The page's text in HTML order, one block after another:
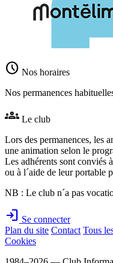
schedule Nos horaires
Nos permanences
groups Le club
Lors des permanences, les
une animation selon le
Les adhérents sont conviés
ou à l´aide de leur portable
NB : Le club n´a pas
login Se connecter
Plan du site Contact Tous
Cookies